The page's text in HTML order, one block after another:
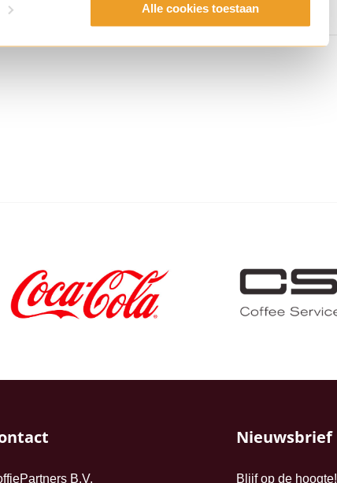
Alle cookies toestaan
B.V.
Nieuwsbrief
Blijf op de hoogte!